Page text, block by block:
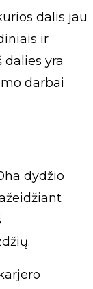
dalis jau
ir
yra
darbai
dydžio